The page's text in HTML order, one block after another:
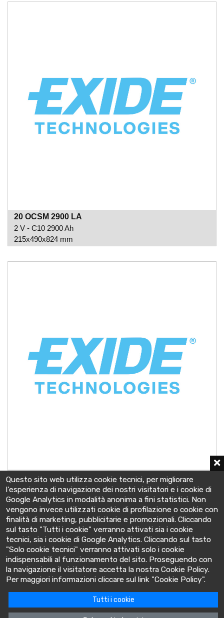
20 OCSM 2900 LA
2 V - C10 2900 Ah
215x490x824 mm
2 OCSM 160 LA
2 V - C10 160 Ah
126x208x522 mm
BatteryClinic
Via Cooperativa lime, 14 - 10095 - Grugliasco (TO) Italia
P.IVA: 10618480015
Questo sito web utilizza cookie tecnici, per migliorare
l'esperienza di navigazione dei nostri visitatori e i cookie di
Google Analytics in modalità anonima a fini statistici. Non
vengono invece utilizzati cookie di profilazione o cookie con
finalità di marketing, pubblicitarie e promozionali. Cliccando
sul tasto "Tutti i cookie" verranno attivati sia i cookie
tecnici, sia i cookie di Google Analytics. Cliccando sul tasto
"Solo cookie tecnici" verranno attivati solo i cookie
indispensabili al funzionamento del sito. Proseguendo con
la navigazione il visitatore accetta la nostra Cookie Policy.
Per maggiori informazioni cliccare sul link "Cookie Policy".
Tutti i cookie